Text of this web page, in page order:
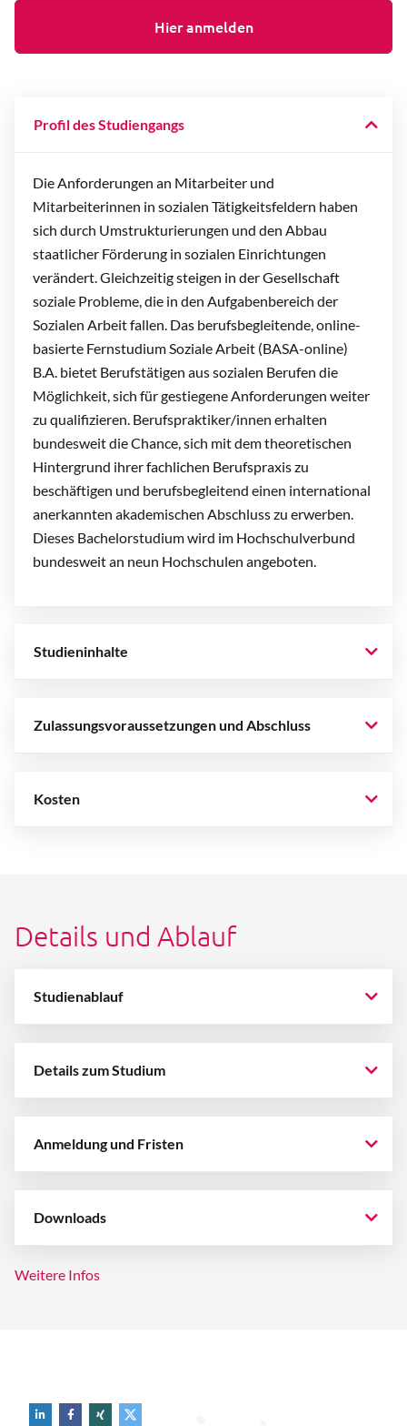
Profil des Studiengangs
Die Anforderungen an Mitarbeiter und
Mitarbeiterinnen in sozialen Tätigkeitsfeldern haben
sich durch Umstrukturierungen und den Abbau
staatlicher Förderung in sozialen Einrichtungen
verändert. Gleichzeitig steigen in der Gesellschaft
soziale Probleme, die in den Aufgabenbereich der
Sozialen Arbeit fallen. Das berufsbegleitende, online-
basierte Fernstudium Soziale Arbeit (BASA-online)
B.A. bietet Berufstätigen aus sozialen Berufen die
Möglichkeit, sich für gestiegene Anforderungen weiter
zu qualifizieren. Berufspraktiker/innen erhalten
bundesweit die Chance, sich mit dem theoretischen
Hintergrund ihrer fachlichen Berufspraxis zu
beschäftigen und berufsbegleitend einen international
anerkannten akademischen Abschluss zu erwerben.
Dieses Bachelorstudium wird im Hochschulverbund
bundesweit an neun Hochschulen angeboten.
Studieninhalte
Zulassungsvoraussetzungen und Abschluss
Kosten
Hier anmelden
Details und Ablauf
Studienablauf
Details zum Studium
Anmeldung und Fristen
Downloads
Weitere Infos